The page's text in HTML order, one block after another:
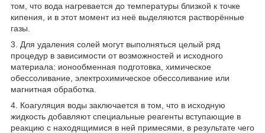
том, что вода нагревается до температуры близкой к точке
кипения, и в этот момент из неё выделяются растворённые
газы.
3. Для удаления солей могут выполняться целый ряд
процедур в зависимости от возможностей и исходного
материала: ионообменная подготовка, химическое
обессоливание, электрохимическое обессоливание или
магнитная обработка.
4. Коагуляция воды заключается в том, что в исходную
жидкость добавляют специальные реагенты вступающие в
реакцию с находящимися в ней примесями, в результате чего